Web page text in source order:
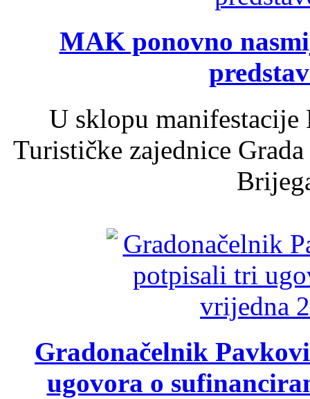
MAK ponovno
U sklopu
Turističke zajednice
Gradonačelnik
ugovora o